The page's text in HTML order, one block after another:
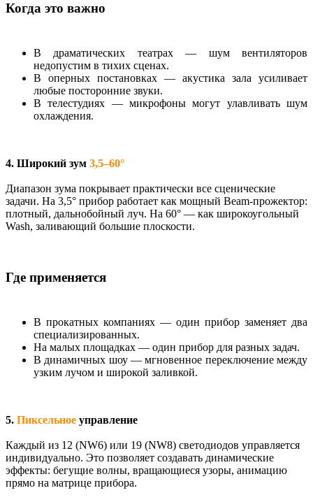
Когда это важно
В драматических театрах — шум вентиляторов
недопустим в тихих сценах.
В оперных постановках — акустика зала усиливает
любые посторонние звуки.
В телестудиях — микрофоны могут улавливать шум
охлаждения.
4. Широкий зум 3,5–60°
Диапазон зума покрывает практически все сценические
задачи. На 3,5° прибор работает как мощный Beam-прожектор:
плотный, дальнобойный луч. На 60° — как широкоугольный
Wash, заливающий большие плоскости.
Где применяется
В прокатных компаниях — один прибор заменяет два
специализированных.
На малых площадках — один прибор для разных задач.
В динамичных шоу — мгновенное переключение между
узким лучом и широкой заливкой.
5. Пиксельное управление
Каждый из 12 (NW6) или 19 (NW8) светодиодов управляется
индивидуально. Это позволяет создавать динамические
эффекты: бегущие волны, вращающиеся узоры, анимацию
прямо на матрице прибора.